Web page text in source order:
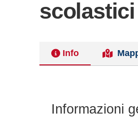
scolastici
Info
Informazioni